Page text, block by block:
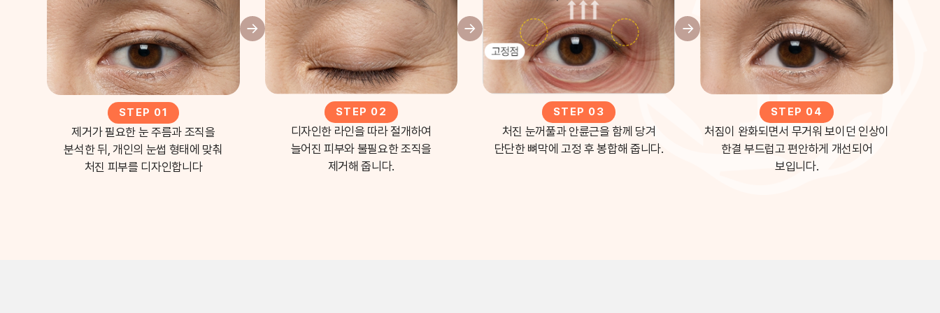
STEP 01
제거가 필요한 눈 주름과 조직을
분석한 뒤, 개인의 눈썹 형태에 맞춰
처진 피부를 디자인합니다
STEP 02
디자인한 라인을 따라 절개하여
늘어진 피부와 불필요한 조직을
제거해 줍니다.
STEP 03
처진 눈꺼풀과 안륜근을 함께 당겨
단단한 뼈막에 고정 후 봉합해 줍니다.
STEP 04
처짐이 완화되면서 무거워 보이던 인상이
한결 부드럽고 편안하게 개선되어
보입니다.